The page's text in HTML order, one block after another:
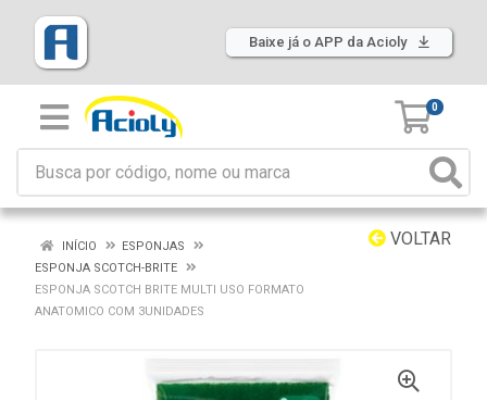
Baixe já o APP da Acioly
0
VOLTAR
INÍCIO
ESPONJAS
ESPONJA SCOTCH-BRITE
ESPONJA SCOTCH BRITE MULTI USO FORMATO
ANATOMICO COM 3UNIDADES